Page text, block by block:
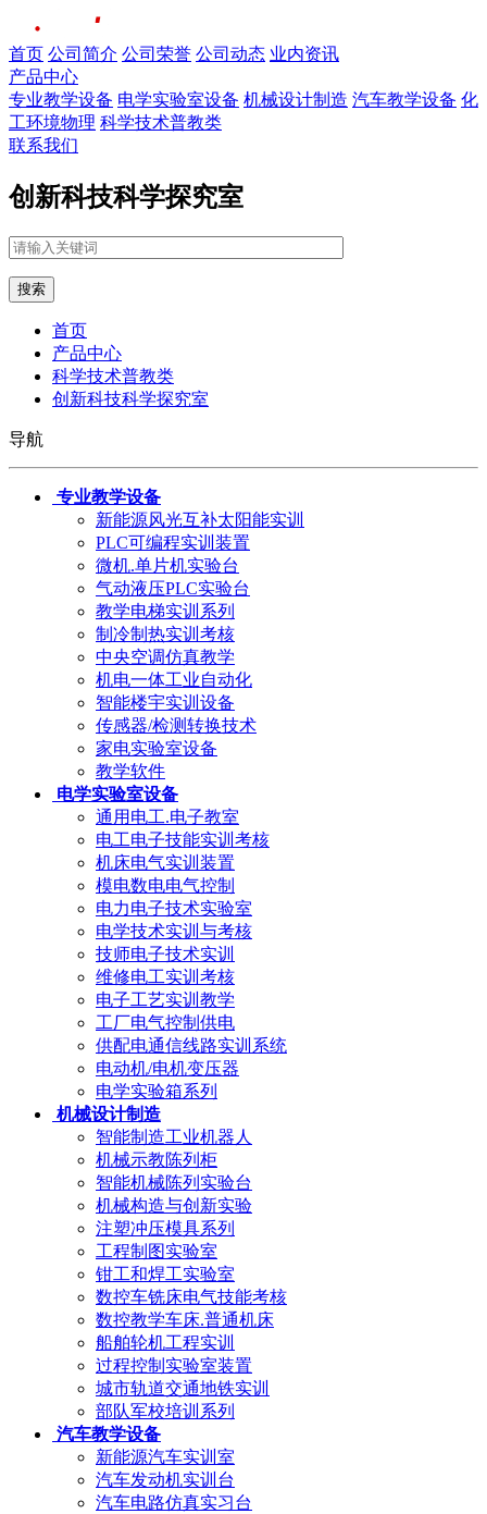
首页 公司简介 公司荣誉 公司动态 业内资讯
产品中心
专业教学设备 电学实验室设备 机械设计制造 汽车教学设备 化
工环境物理 科学技术普教类
联系我们
创新科技科学探究室
搜索
首页
产品中心
科学技术普教类
创新科技科学探究室
导航
专业教学设备
新能源风光互补太阳能实训
PLC可编程实训装置
微机.单片机实验台
气动液压PLC实验台
教学电梯实训系列
制冷制热实训考核
中央空调仿真教学
机电一体工业自动化
智能楼宇实训设备
传感器/检测转换技术
家电实验室设备
教学软件
电学实验室设备
通用电工.电子教室
电工电子技能实训考核
机床电气实训装置
模电数电电气控制
电力电子技术实验室
电学技术实训与考核
技师电子技术实训
维修电工实训考核
电子工艺实训教学
工厂电气控制供电
供配电通信线路实训系统
电动机/电机变压器
电学实验箱系列
机械设计制造
智能制造工业机器人
机械示教陈列柜
智能机械陈列实验台
机械构造与创新实验
注塑冲压模具系列
工程制图实验室
钳工和焊工实验室
数控车铣床电气技能考核
数控教学车床.普通机床
船舶轮机工程实训
过程控制实验室装置
城市轨道交通地铁实训
部队军校培训系列
汽车教学设备
新能源汽车实训室
汽车发动机实训台
汽车电路仿真实习台